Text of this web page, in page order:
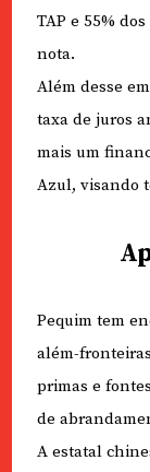
TAP e 55%
nota.
Além desse
taxa de juros
mais um
Azul, visando
Pequim tem
além-
primas e
de
A estatal